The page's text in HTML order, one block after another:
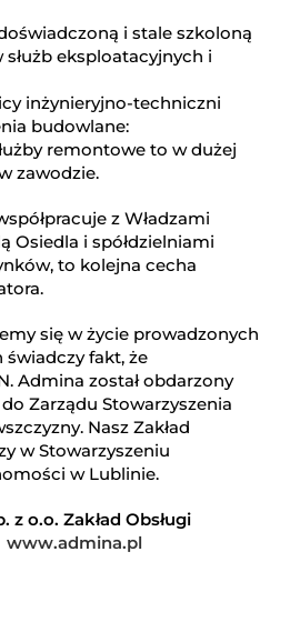
i stale szkoloną
eksploatacyjnych i
inżynieryjno-techniczni
budowlane:
remontowe to w dużej
zawodzie.
z Władzami
Osiedla i spółdzielniami
to kolejna cecha
się w życie prowadzonych
świadczy fakt, że
Admina został obdarzony
Zarządu Stowarzyszenia
Nasz Zakład
w Stowarzyszeniu
w Lublinie.
z o.o.Zakład Obsługi
www.admina.pl